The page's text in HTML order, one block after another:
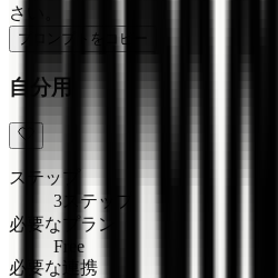
さい。
プロンプトをコピー
自分用
ステップ
3ステップ
必要なプラン
Free
必要な連携